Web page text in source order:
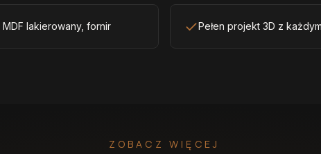
lakierowany, fornir Pełen projekt 3D z
ZOBACZ WIĘCEJ